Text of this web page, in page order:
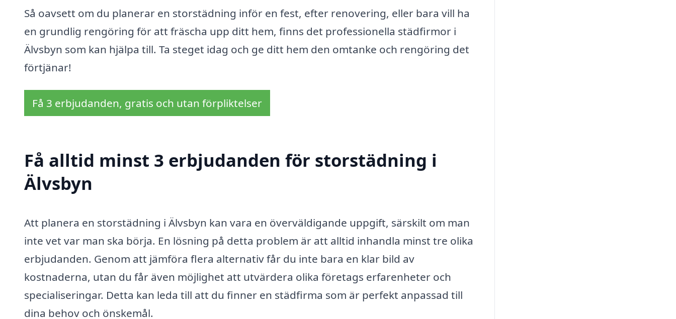
Så oavsett om du planerar en storstädning inför en fest, efter renovering, eller bara vill ha
en grundlig rengöring för att fräscha upp ditt hem, finns det professionella städfirmor i
Älvsbyn som kan hjälpa till. Ta steget idag och ge ditt hem den omtanke och rengöring det
förtjänar!
Få 3 erbjudanden, gratis och utan förpliktelser
Få alltid minst 3 erbjudanden för storstädning i
Älvsbyn
Att planera en storstädning i Älvsbyn kan vara en överväldigande uppgift, särskilt om man
inte vet var man ska börja. En lösning på detta problem är att alltid inhandla minst tre olika
erbjudanden. Genom att jämföra flera alternativ får du inte bara en klar bild av
kostnaderna, utan du får även möjlighet att utvärdera olika företags erfarenheter och
specialiseringar. Detta kan leda till att du finner en städfirma som är perfekt anpassad till
dina behov och önskemål.